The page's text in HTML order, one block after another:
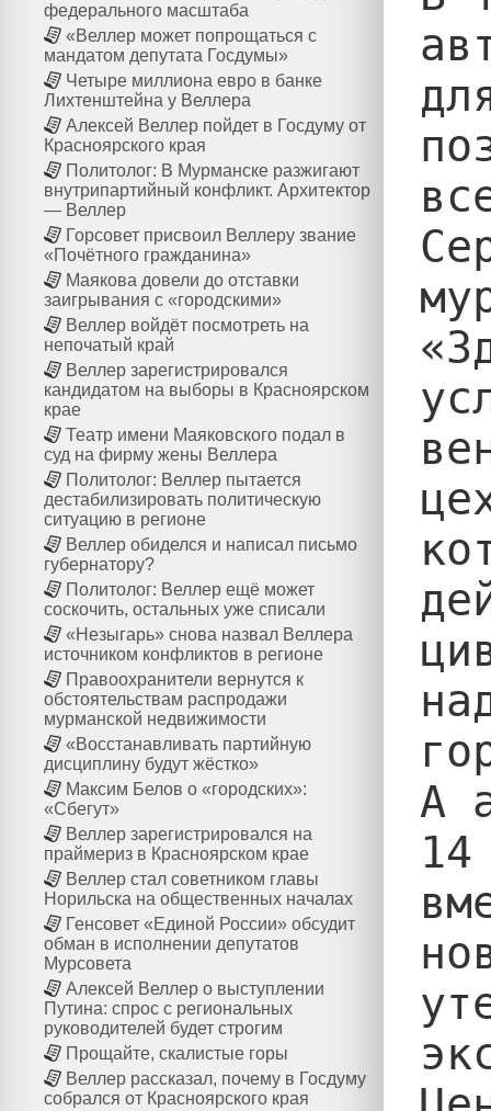
федерального масштаба
«Веллер может попрощаться с
мандатом депутата Госдумы»
Четыре миллиона евро в банке
Лихтенштейна у Веллера
Алексей Веллер пойдет в Госдуму от
Красноярского края
Политолог: В Мурманске разжигают
внутрипартийный конфликт. Архитектор
— Веллер
Горсовет присвоил Веллеру звание
«Почётного гражданина»
Маякова довели до отставки
заигрывания с «городскими»
Веллер войдёт посмотреть на
непочатый край
Веллер зарегистрировался
кандидатом на выборы в Красноярском
крае
Театр имени Маяковского подал в
суд на фирму жены Веллера
Политолог: Веллер пытается
дестабилизировать политическую
ситуацию в регионе
Веллер обиделся и написал письмо
губернатору?
Политолог: Веллер ещё может
соскочить, остальных уже списали
«Незыгарь» снова назвал Веллера
источником конфликтов в регионе
Правоохранители вернутся к
обстоятельствам распродажи
мурманской недвижимости
«Восстанавливать партийную
дисциплину будут жёстко»
Максим Белов о «городских»:
«Сбегут»
Веллер зарегистрировался на
праймериз в Красноярском крае
Веллер стал советником главы
Норильска на общественных началах
Генсовет «Единой России» обсудит
обман в исполнении депутатов
Мурсовета
Алексей Веллер о выступлении
Путина: спрос с региональных
руководителей будет строгим
Прощайте, скалистые горы
Веллер рассказал, почему в Госдуму
собрался от Красноярского края
А